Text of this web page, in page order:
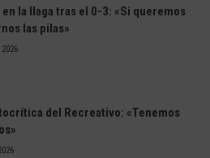
la llaga tras el 0-3: «Si queremos
las pilas»
del Recreativo: «Tenemos